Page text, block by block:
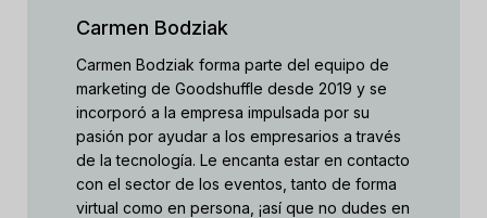
Carmen Bodziak
Carmen Bodziak forma parte del equipo de
marketing de Goodshuffle desde 2019 y se
incorporó a la empresa impulsada por su
pasión por ayudar a los empresarios a través
de la tecnología. Le encanta estar en contacto
con el sector de los eventos, tanto de forma
virtual como en persona, ¡así que no dudes en